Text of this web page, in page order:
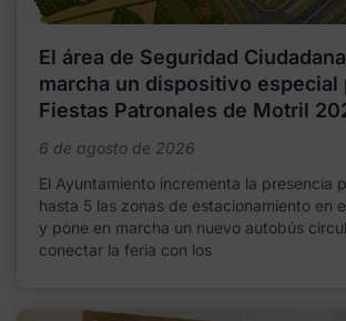
El área de Seguridad
marcha un dispositivo especial
Fiestas Patronales de Motril
6 de agosto de 2026
El Ayuntamiento incrementa la presencia
hasta 5 las zonas de estacionamiento en
y pone en marcha un nuevo autobús
conectar la feria con los